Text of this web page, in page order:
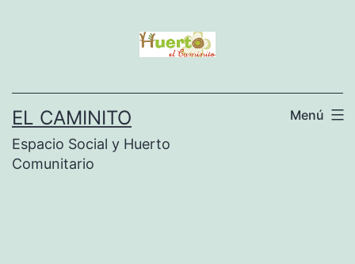
EL CAMINITO
Espacio Social y Huerto
Comunitario
Menú